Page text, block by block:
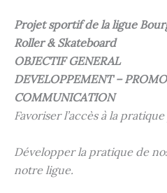
Projet sportif de la ligue
Roller & Skateboard
OBJECTIF GENERAL
DEVELOPPEMENT –
COMMUNICATION
Favoriser l’accès à la
Développer la pratique de
notre ligue.